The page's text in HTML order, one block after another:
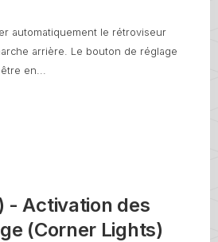
automatiquement le rétroviseur
arrière. Le bouton de réglage
en...
- Activation des
(Corner Lights)